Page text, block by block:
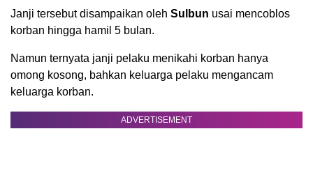
Janji tersebut disampaikan oleh Sulbun usai mencoblos
korban hingga hamil 5 bulan.
Namun ternyata janji pelaku menikahi korban hanya
omong kosong, bahkan keluarga pelaku mengancam
keluarga korban.
ADVERTISEMENT